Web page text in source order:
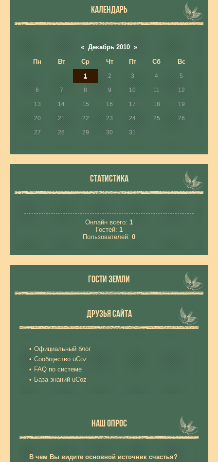
КАЛЕНДАРЬ
« Декабрь 2010 »
Пн
Вт Ср Чт Пт Сб Вс
1 2 3 4 5
6 7 8 9 10 11 12
13 14 15 16 17 18 19
20 21 22 23 24 25 26
27 28 29 30 31
СТАТИСТИКА
Онлайн всего: 1
Гостей: 1
Пользователей: 0
ГОСТИ ЗЕМЛИ
ДРУЗЬЯ САЙТА
Официальный блог
Сообщество uCoz
FAQ по системе
База знаний uCoz
НАШ ОПРОС
В чем Вы видите основной источник счастья?